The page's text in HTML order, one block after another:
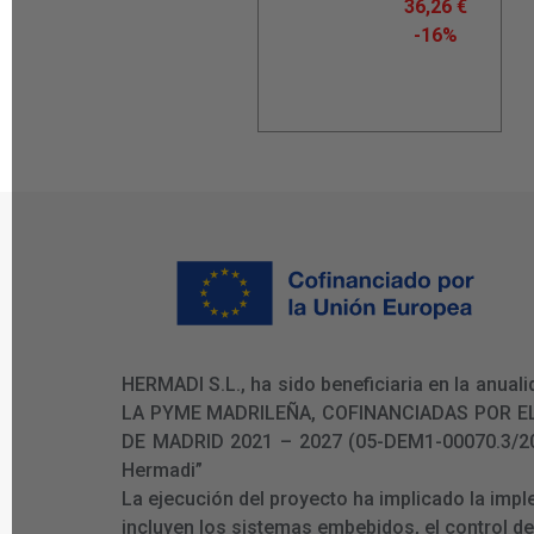
36,26 €
-16%
HERMADI S.L., ha sido beneficiaria en la
LA PYME MADRILEÑA, COFINANCIADAS POR
DE MADRID 2021 – 2027 (05-DEM1-
Hermadi”
La ejecución del proyecto ha implicado la
incluyen los sistemas embebidos, el control